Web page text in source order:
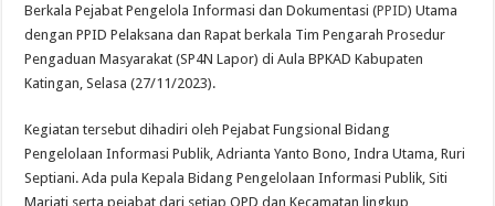
Berkala Pejabat Pengelola Informasi dan Dokumentasi (PPID) Utama
dengan PPID Pelaksana dan Rapat berkala Tim Pengarah Prosedur
Pengaduan Masyarakat (SP4N Lapor) di Aula BPKAD Kabupaten
Katingan, Selasa (27/11/2023).
Kegiatan tersebut dihadiri oleh Pejabat Fungsional Bidang
Pengelolaan Informasi Publik, Adrianta Yanto Bono, Indra Utama, Ruri
Septiani. Ada pula Kepala Bidang Pengelolaan Informasi Publik, Siti
Mariati serta pejabat dari setiap OPD dan Kecamatan lingkup